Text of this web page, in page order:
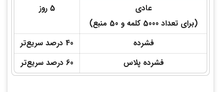
عادی
(برای تعداد 5000 کلمه و 50 منبع)
5 روز
فشرده
40 درصد سریع‌تر
فشرده پلاس
60 درصد سریع‌تر